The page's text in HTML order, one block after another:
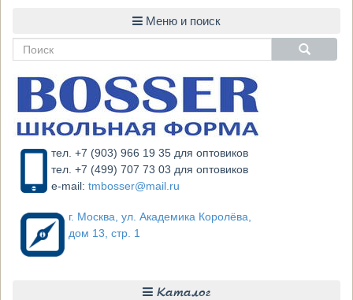
тел. +7 (903) 966 19 35 для оптовиков
тел. +7 (499) 707 73 03 для оптовиков
e-mail: tmbosser@mail.ru
г. Москва, ул. Академика Королёва,
дом 13, стр. 1
Каталог